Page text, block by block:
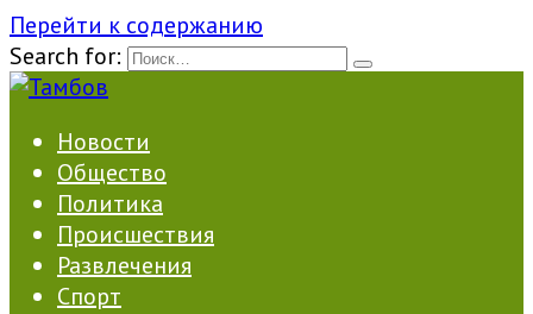
Перейти к содержанию
Search for:
Новости
Общество
Политика
Происшествия
Развлечения
Спорт